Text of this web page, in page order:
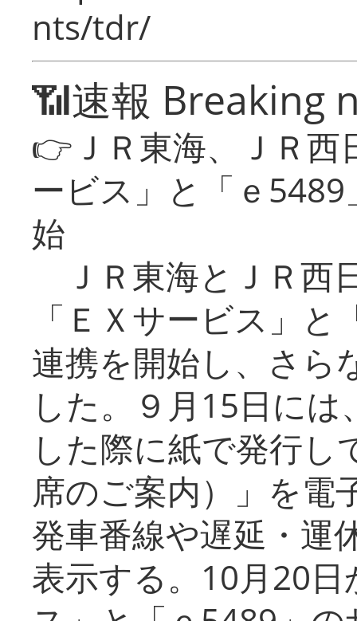
nts/tdr/
📶速報 Breaking
👉ＪＲ東海、ＪＲ
ービス」と「ｅ
始
ＪＲ東海とＪＲ西
「ＥＸサービス」
連携を開始し、さら
した。９月15日に
した際に紙で発行し
席のご案内）」を電
発車番線や遅延・運
表示する。10月20